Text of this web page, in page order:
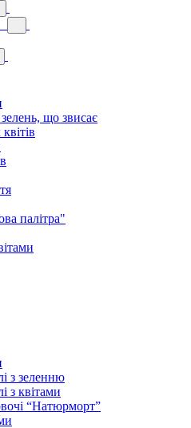
зелень, що звисає
палітра"
з зеленню
з квітами
“Натюрморт”